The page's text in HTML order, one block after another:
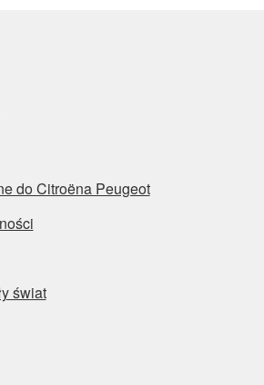
do Citroëna Peugeot
świat